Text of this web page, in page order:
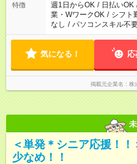
特徴 週1日からOK / 日払いOK
業・WワークOK / シフト
なし / パソコンスキル不
気になる！ 応
掲載元企業名 株
＜単発＊シニア応援！
少なめ！！